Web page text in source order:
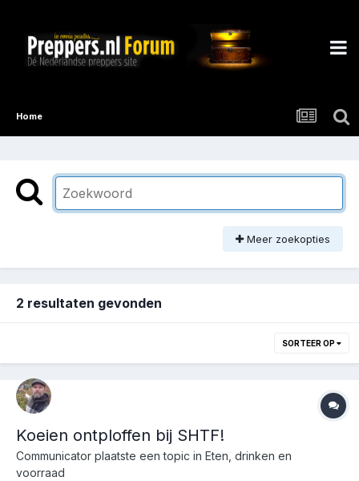
Home
Meer zoekopties
2 resultaten gevonden
SORTEER OP
Koeien ontploffen bij SHTF!
Communicator plaatste een topic in Eten, drinken en
voorraad